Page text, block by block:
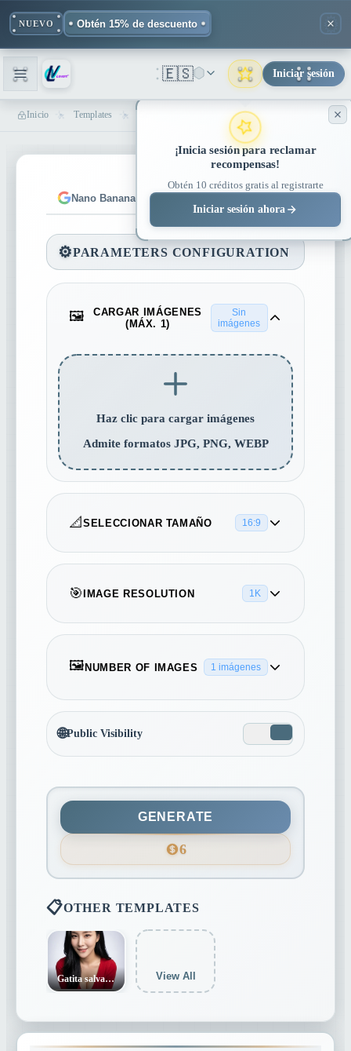
NUEVO Obtén 15% de descuento
🇪🇸 Iniciar sesión
¡Inicia sesión para reclamar
recompensas!
Obtén 10 créditos gratis al registrarte
Iniciar sesión ahora
Inicio Templates
Nano Banana
⚙️PARAMETERS CONFIGURATION
🖼️
CARGAR IMÁGENES
(MÁX. 1)
Sin
imágenes
Haz clic para cargar imágenes
Admite formatos JPG, PNG, WEBP
📐 SELECCIONAR TAMAÑO 16:9
9:16
21:9
🎯IMAGE RESOLUTION 1K
1K 2K 4K
🖼️NUMBER OF IMAGES 1 imágenes
1
🌐Public Visibility
GENERATE
6
📋OTHER TEMPLATES
Gatita salvaje sexy View All